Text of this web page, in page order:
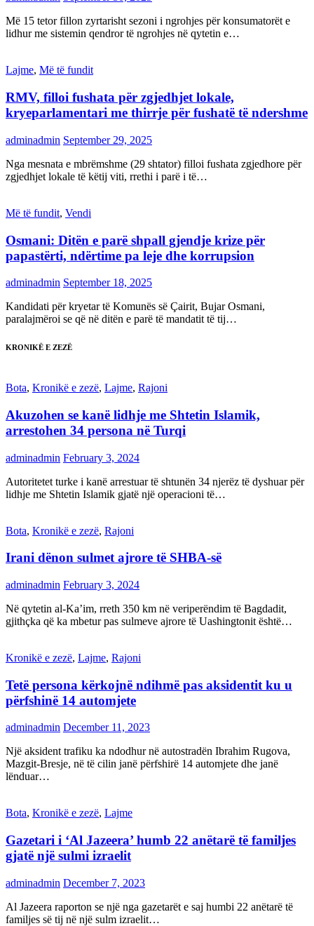
Më 15 tetor fillon zyrtarisht sezoni i ngrohjes për konsumatorët e
lidhur me sistemin qendror të ngrohjes në qytetin e…
Lajme, Më të fundit
RMV, filloi fushata për zgjedhjet lokale,
kryeparlamentari me thirrje për fushatë të ndershme
adminadmin September 29, 2025
Nga mesnata e mbrëmshme (29 shtator) filloi fushata zgjedhore për
zgjedhjet lokale të këtij viti, rrethi i parë i të…
Më të fundit, Vendi
Osmani: Ditën e parë shpall gjendje krize për
papastërti, ndërtime pa leje dhe korrupsion
adminadmin September 18, 2025
Kandidati për kryetar të Komunës së Çairit, Bujar Osmani,
paralajmëroi se që në ditën e parë të mandatit të tij…
KRONIKË E ZEZË
Bota, Kronikë e zezë, Lajme, Rajoni
Akuzohen se kanë lidhje me Shtetin Islamik,
arrestohen 34 persona në Turqi
adminadmin February 3, 2024
Autoritetet turke i kanë arrestuar të shtunën 34 njerëz të dyshuar për
lidhje me Shtetin Islamik gjatë një operacioni të…
Bota, Kronikë e zezë, Rajoni
Irani dënon sulmet ajrore të SHBA-së
adminadmin February 3, 2024
Në qytetin al-Ka’im, rreth 350 km në veriperëndim të Bagdadit,
gjithçka që ka mbetur pas sulmeve ajrore të Uashingtonit është…
Kronikë e zezë, Lajme, Rajoni
Tetë persona kërkojnë ndihmë pas aksidentit ku u
përfshinë 14 automjete
adminadmin December 11, 2023
Një aksident trafiku ka ndodhur në autostradën Ibrahim Rugova,
Mazgit-Bresje, në të cilin janë përfshirë 14 automjete dhe janë
lënduar…
Bota, Kronikë e zezë, Lajme
Gazetari i ‘Al Jazeera’ humb 22 anëtarë të familjes
gjatë një sulmi izraelit
adminadmin December 7, 2023
Al Jazeera raporton se një nga gazetarët e saj humbi 22 anëtarë të
familjes së tij në një sulm izraelit…